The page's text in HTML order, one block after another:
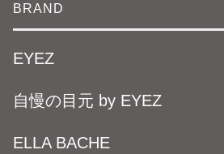
BRAND
EYEZ
自慢の目元 by EYEZ
ELLA BACHE